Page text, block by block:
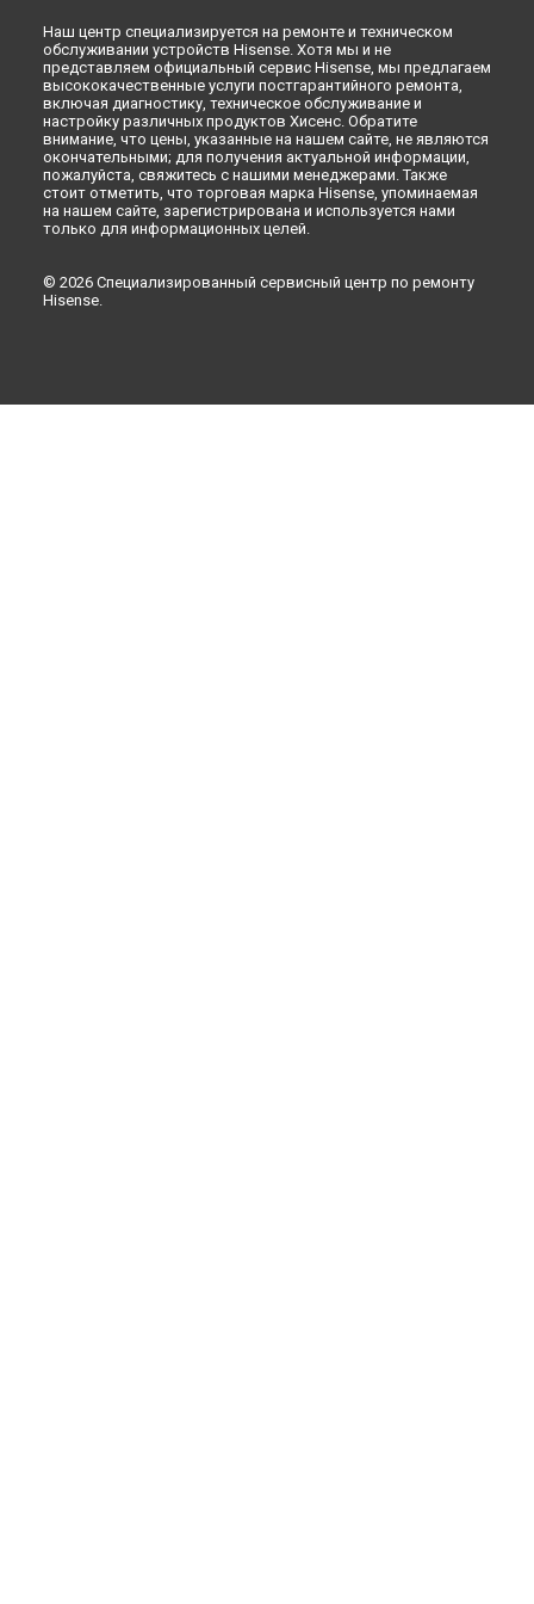
Наш центр специализируется на ремонте и техническом
обслуживании устройств Hisense. Хотя мы и не
представляем официальный сервис Hisense, мы предлагаем
высококачественные услуги постгарантийного ремонта,
включая диагностику, техническое обслуживание и
настройку различных продуктов Хисенс. Обратите
внимание, что цены, указанные на нашем сайте, не являются
окончательными; для получения актуальной информации,
пожалуйста, свяжитесь с нашими менеджерами. Также
стоит отметить, что торговая марка Hisense, упоминаемая
на нашем сайте, зарегистрирована и используется нами
только для информационных целей.
© 2026 Специализированный сервисный центр по ремонту
Hisense.